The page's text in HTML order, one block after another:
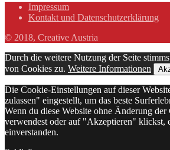
Impressum
Kontakt und Datenschutzerklärung
© 2018, Creative Austria
Durch die weitere Nutzung der Seite
von Cookies zu. Weitere Informationen
Die Cookie-Einstellungen auf dieser
zulassen" eingestellt, um das beste
Wenn du diese Website ohne Änderung
verwendest oder auf "Akzeptieren" klickst,
einverstanden.